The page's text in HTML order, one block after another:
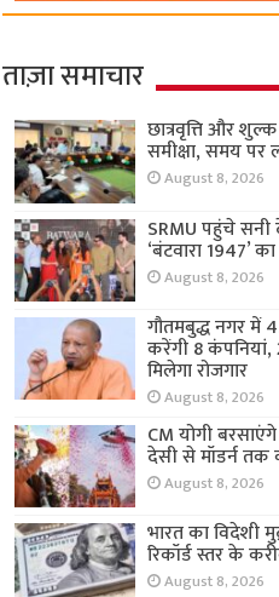
ताज़ा समाचार
छात्रवृत्ति और
समीक्षा, समय पर
August 8, 2026
SRMU पहुंचे
‘बंटवारा 1947’
August 8, 2026
गौतमबुद्ध नगर में
करेंगी 8
मिलेगा रोजगार
August 8, 2026
CM योगी
देसी से मॉडर्न तक
August 8, 2026
भारत का विदेशी
रिकॉर्ड स्तर के
August 8, 2026